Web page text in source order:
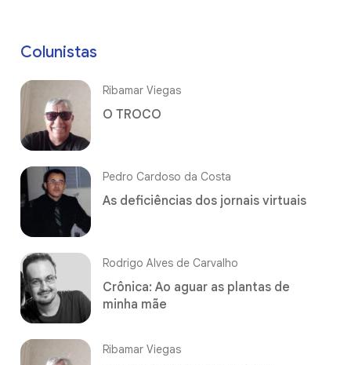
Colunistas
Ribamar Viegas
O TROCO
Pedro Cardoso da Costa
As deficiências dos jornais virtuais
Rodrigo Alves de Carvalho
Crônica: Ao aguar as plantas de
minha mãe
Ribamar Viegas